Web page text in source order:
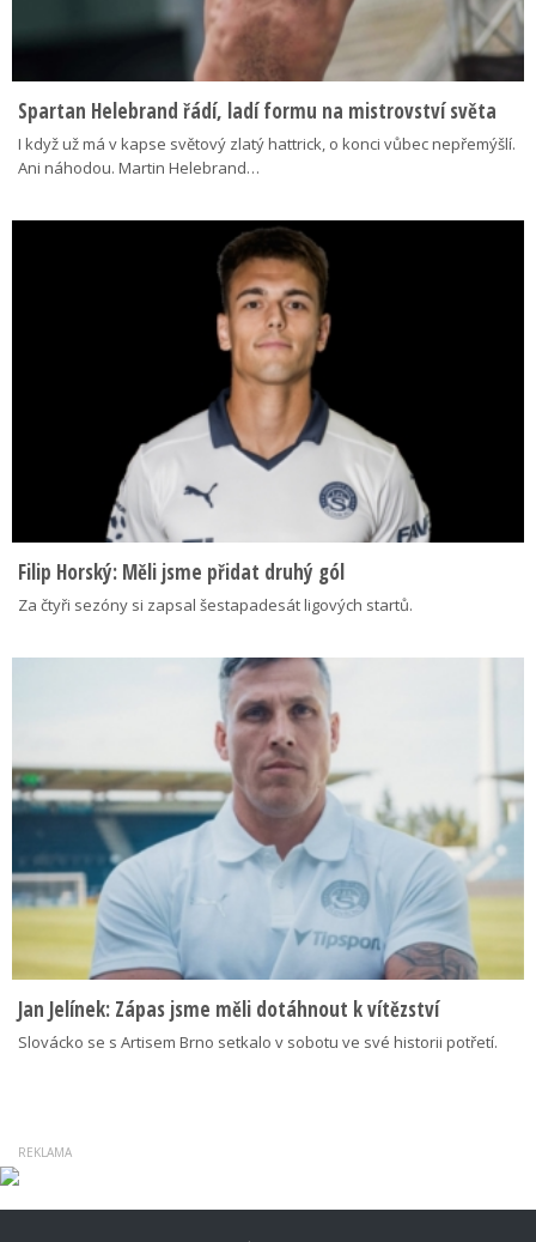
Spartan Helebrand řádí, ladí formu na mistrovství světa
I když už má v kapse světový zlatý hattrick, o konci vůbec nepřemýšlí.
Ani náhodou. Martin Helebrand…
Filip Horský: Měli jsme přidat druhý gól
Za čtyři sezóny si zapsal šestapadesát ligových startů.
Jan Jelínek: Zápas jsme měli dotáhnout k vítězství
Slovácko se s Artisem Brno setkalo v sobotu ve své historii potřetí.